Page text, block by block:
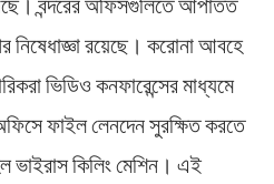
রয়েছে। করোনা আবহে
ভিডিও কনফারেন্সের মাধ্যমে
ফাইল লেনদেন সুরক্ষিত করতে
ভাইরাস কিলিং মেশিন। এই